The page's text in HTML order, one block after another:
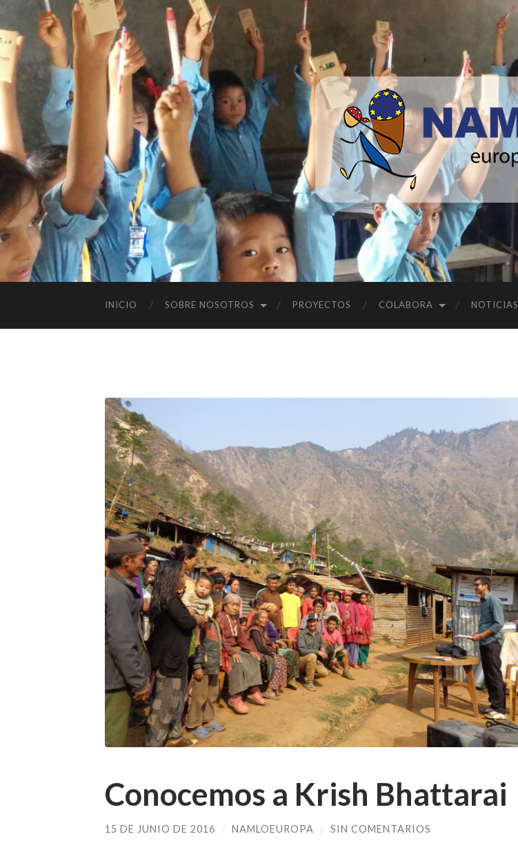
Namlo
Europa
INICIO SOBRE NOSOTROS PROYECTOS COLABORA NOTICIAS
Conocemos a Krish Bhattarai
15 DE JUNIO DE 2016 / NAMLOEUROPA / SIN COMENTARIOS